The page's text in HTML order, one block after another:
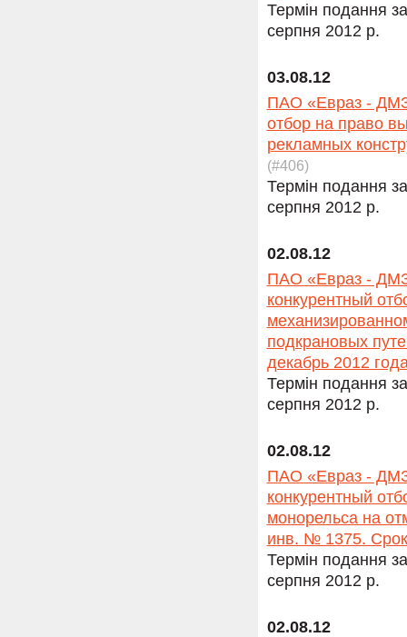
Термін подання
серпня 2012 р.
03.08.12
ПАО «Евраз - ДМЗ
отбор на право
рекламных
(#406)
Термін подання
серпня 2012 р.
02.08.12
ПАО «Евраз - ДМЗ
конкурентный
подкрановых
декабрь 2012
Термін подання
серпня 2012 р.
02.08.12
ПАО «Евраз - ДМЗ
конкурентный
монорельса на
инв. № 1375. Срок
Термін подання
серпня 2012 р.
02.08.12